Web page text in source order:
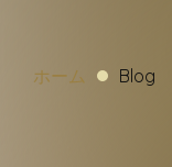
ホーム Blog